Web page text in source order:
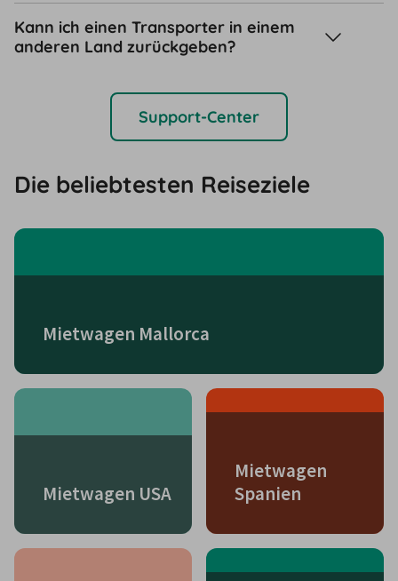
Kann ich einen Transporter in einem
anderen Land zurückgeben?
Support-Center
Die beliebtesten Reiseziele
Mietwagen Mallorca
Mietwagen USA
Mietwagen
Spanien